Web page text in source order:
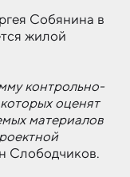
Собянина в
жилой
контрольно-
оценят
материалов
Слободчиков.